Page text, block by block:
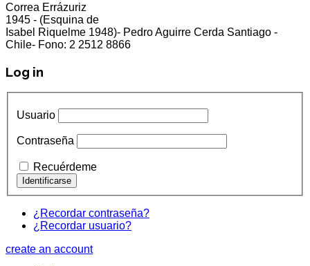
Correa Errázuriz
1945 - (Esquina de
Isabel Riquelme 1948)- Pedro Aguirre Cerda Santiago -
Chile- Fono: 2 2512 8866
Log in
Usuario
Contraseña
Recuérdeme
¿Recordar contraseña?
¿Recordar usuario?
create an account